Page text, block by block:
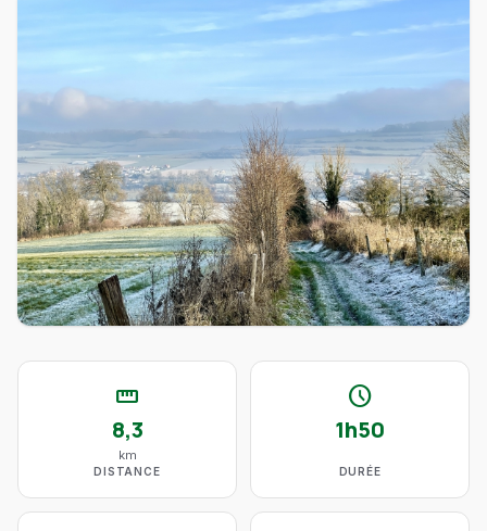
straighten
8,3
km
DISTANCE
schedule
1h50
DURÉE